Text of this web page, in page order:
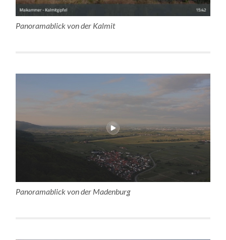
Panoramablick von der Kalmit
Panoramablick von der Madenburg